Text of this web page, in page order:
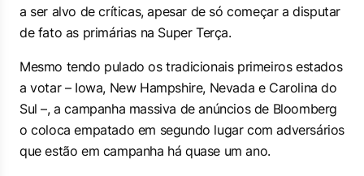
a ser alvo de críticas, apesar de só começar a disputar
de fato as primárias na Super Terça.
Mesmo tendo pulado os tradicionais primeiros estados
a votar – Iowa, New Hampshire, Nevada e Carolina do
Sul –, a campanha massiva de anúncios de Bloomberg
o coloca empatado em segundo lugar com adversários
que estão em campanha há quase um ano.